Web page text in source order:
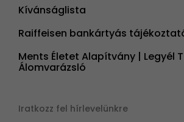
Kívánságlista
Raiffeisen bankártyás
Ments Életet Alapítvány | Legyél
Álomvarázsló
Iratkozz fel hírlevelünkre